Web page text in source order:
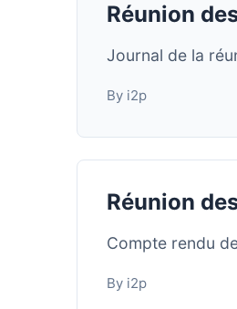
Réunion
Journal de la
By i2p
Réunion
Compte rendu
By i2p